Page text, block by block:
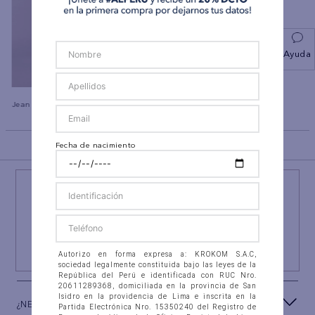
Ayuda
Jean Slim Straight Ae
Polo sin Cuello Manga Corta
¡NEWSLETTER AEO!
Y RECIBE UN REGALO ESPECIAL
¿NECESITAS AYUDA?
Fecha de nacimiento
Autorizo en forma expresa a: KROKOM S.A.C,
sociedad legalmente constituida bajo las leyes de la
República del Perú e identificada con RUC Nro.
20611289368, domiciliada en la provincia de San
Isidro en la providencia de Lima e inscrita en la
Partida Electrónica Nro. 15350240 del Registro de